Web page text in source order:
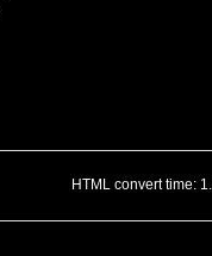
HTML convert time: